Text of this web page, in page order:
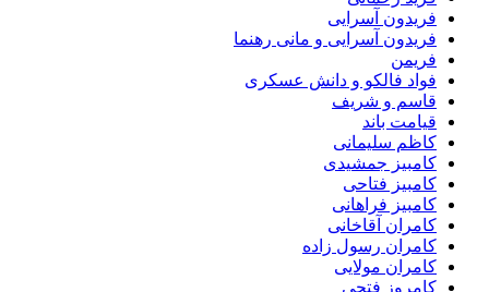
فریدون آسرایی
فریدون آسرایی و مانی رهنما
فریمن
فواد فالکو و دانش عسکری
قاسم و شریف
قیامت باند
کاظم سلیمانی
کامبیز جمشیدی
کامبیز فتاحی
کامبیز فراهانی
کامران آقاخانی
کامران رسول زاده
کامران مولایی
کامروز فتحی